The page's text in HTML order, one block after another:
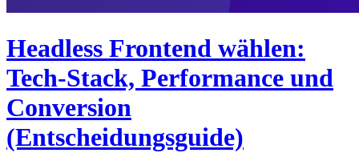
Headless Frontend wählen:
Tech-Stack, Performance und
Conversion
(Entscheidungsguide)